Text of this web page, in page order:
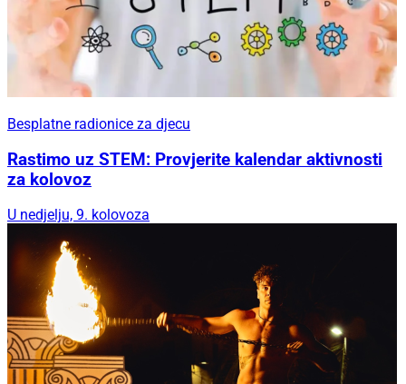
Besplatne radionice za djecu
Rastimo uz STEM: Provjerite kalendar aktivnosti
za kolovoz
U nedjelju, 9. kolovoza